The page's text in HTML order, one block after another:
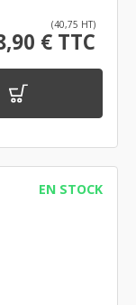
(40,75 HT)
€ TTC
EN STOCK